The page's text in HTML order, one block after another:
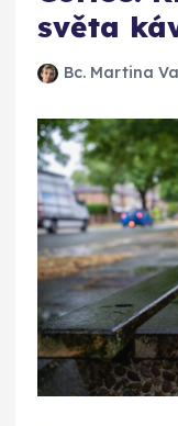
světa
Bc. Martina